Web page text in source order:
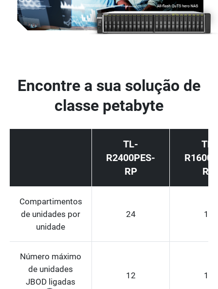
Encontre a sua solução de
classe petabyte
TL-
R2400PES-
RP
TL-
RP
Compartimentos
de unidades por
unidade
24 16
Número máximo
de unidades
JBOD ligadas
12 12